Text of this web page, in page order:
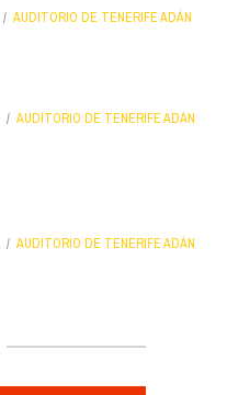
AUDITORIO DE TENERIFE ADÁN
AUDITORIO DE TENERIFE ADÁN
AUDITORIO DE TENERIFE ADÁN